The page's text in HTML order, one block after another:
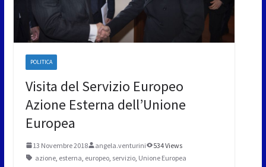
POLITICA
Visita del Servizio Europeo
Azione Esterna dell’Unione
Europea
13 Novembre 2018 angela.venturini
534 Views
azione, esterna europeo, servizio, Unione Europea